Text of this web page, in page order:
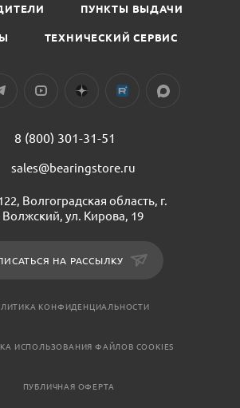
ПУНКТЫ ВЫДАЧИ
ТЕХНИЧЕСКИЙ СЕРВИС
8 (800) 301-31-51
sales@bearingstore.ru
Волгоградская область, г.
Волжский, ул. Кирова, 19
НА РАССЫЛКУ
КОНФИДЕНЦИАЛЬНОСТИ
ИСПОЛЬЗОВАНИЯ ФАЙЛОВ COOKIES
ПУБЛИЧНАЯ ОФЕРТА